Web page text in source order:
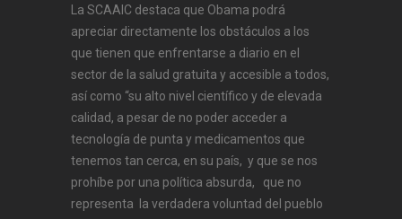
La SCAAIC destaca que Obama podrá
apreciar directamente los obstáculos a los
que tienen que enfrentarse a diario en el
sector de la salud gratuita y accesible a todos,
así como “su alto nivel científico y de elevada
calidad, a pesar de no poder acceder a
tecnología de punta y medicamentos que
tenemos tan cerca, en su país, y que se nos
prohíbe por una política absurda, que no
representa la verdadera voluntad del pueblo